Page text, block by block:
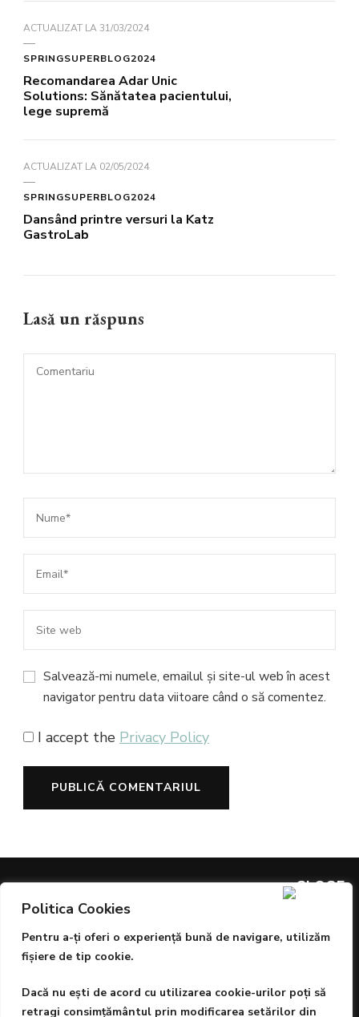
Politica Cookies
Pentru a-ţi oferi o experienţă bună de navigare, utilizăm
fişiere de tip cookie.
Dacă nu eşti de acord cu utilizarea cookie-urilor poţi să
retragi consimţământul prin modificarea setărilor din
ACTUALIZAT LA 31/03/2024
SPRINGSUPERBLOG2024
Recomandarea Adar Unic
Solutions: Sănătatea pacientului,
lege supremă
ACTUALIZAT LA 02/05/2024
SPRINGSUPERBLOG2024
Dansând printre versuri la Katz
GastroLab
Lasă un răspuns
Salvează-mi numele, emailul și site-ul web în acest
navigator pentru data viitoare când o să comentez.
I accept the Privacy Policy
ARTICOLE PREMIATE
Sângele este aurul vieții, dar igiena și protecția sunt
ESTE ARTA O AFACERE?